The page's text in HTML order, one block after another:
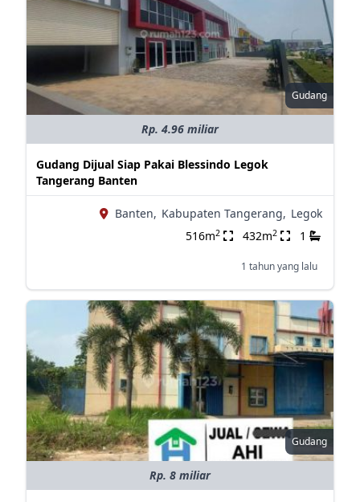
Gudang
Rp. 4.96 miliar
Gudang Dijual Siap Pakai Blessindo Legok
Tangerang Banten
Banten, Kabupaten Tangerang, Legok
516m2 432m2 1
1 tahun yang lalu
Gudang
Rp. 8 miliar